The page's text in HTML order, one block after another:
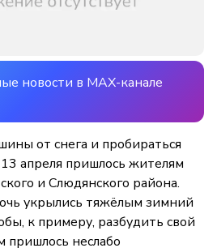
новости в MAX-канале
от снега и пробираться
апреля пришлось жителям
и Слюдянского района.
укрылись тяжёлым зимний
к примеру, разбудить свой
пришлось неслабо